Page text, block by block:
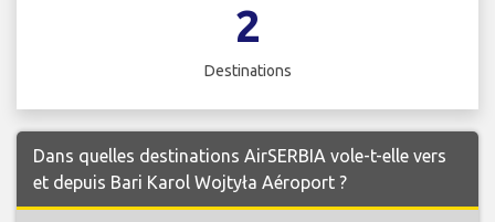
2
Destinations
Dans quelles destinations AirSERBIA vole-t-elle vers
et depuis Bari Karol Wojtyła Aéroport ?